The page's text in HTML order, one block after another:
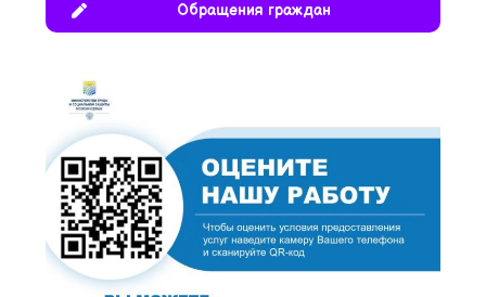
Обращения граждан